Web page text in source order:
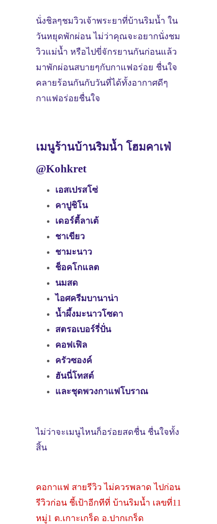
นั่งชิลๆชมวิวเจ้าพระยาที่บ้านริมน้ำ ใน
วันหยุดพักผ่อน ไม่ว่าคุณจะอยากนั่งชม
วิวแม่น้ำ หรือไปขี่จักรยานกันก่อนแล้ว
มาพักผ่อนสบายๆกับกาแฟอร่อย ชื่นใจ
คลายร้อนกันกับวันที่ได้ทั้งอากาศดีๆ
กาแฟอร่อยชื่นใจ
เมนูร้านบ้านริมน้ำ โฮมคาเฟ่
@Kohkret
เอสเปรสโซ่
คาปูชิโน
เดอร์ตี้ลาเต้
ชาเขียว
ชามะนาว
ช็อคโกแลต
นมสด
ไอศครีมบานาน่า
น้ำผึ้งมะนาวโซดา
สตรอเบอร์รี่ปั่น
คอฟเฟิล
ครัวซองค์
ฮันนี่โทสต์
และชุดพวงกาแฟโบราณ
ไม่ว่าจะเมนูไหนก็อร่อยสดชื่น ชื่นใจทั้ง
สิ้น
คอกาแฟ สายรีวิว ไม่ควรพลาด ไปก่อน
รีวิวก่อน ชี้เป้าอีกทีที่ บ้านริมน้ำ เลขที่11
หมู่1 ต.เกาะเกร็ด อ.ปากเกร็ด